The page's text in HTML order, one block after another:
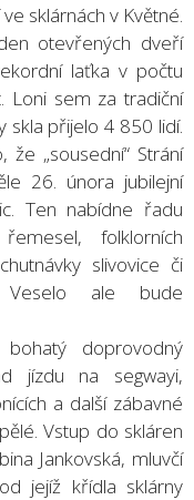
sklárnách v Květné.
otevřených dveří
laťka v počtu
Loni sem za tradiční
skla přijelo 4 850 lidí.
„sousední“ Strání
26. února jubilejní
Ten nabídne řadu
folklorních
slivovice či
Veselo ale bude
doprovodný
jízdu na segwayi,
a další zábavné
Vstup do skláren
Jankovská, mluvčí
jejíž křídla sklárny